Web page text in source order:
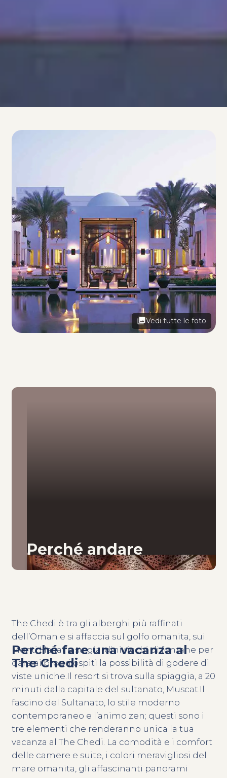
Vedi tutte le foto
Perché andare
Perché fare una vacanza al
The Chedi
The Chedi è tra gli alberghi più raffinati
dell’Oman e si affaccia sul golfo omanita, sui
Monti Hajjar e su giardini ricchi di fontane per
dare ai propri ospiti la possibilità di godere di
viste uniche.Il resort si trova sulla spiaggia, a 20
minuti dalla capitale del sultanato, Muscat.Il
fascino del Sultanato, lo stile moderno
contemporaneo e l’animo zen; questi sono i
tre elementi che renderanno unica la tua
vacanza al The Chedi. La comodità e i comfort
delle camere e suite, i colori meravigliosi del
mare omanita, gli affascinanti panorami